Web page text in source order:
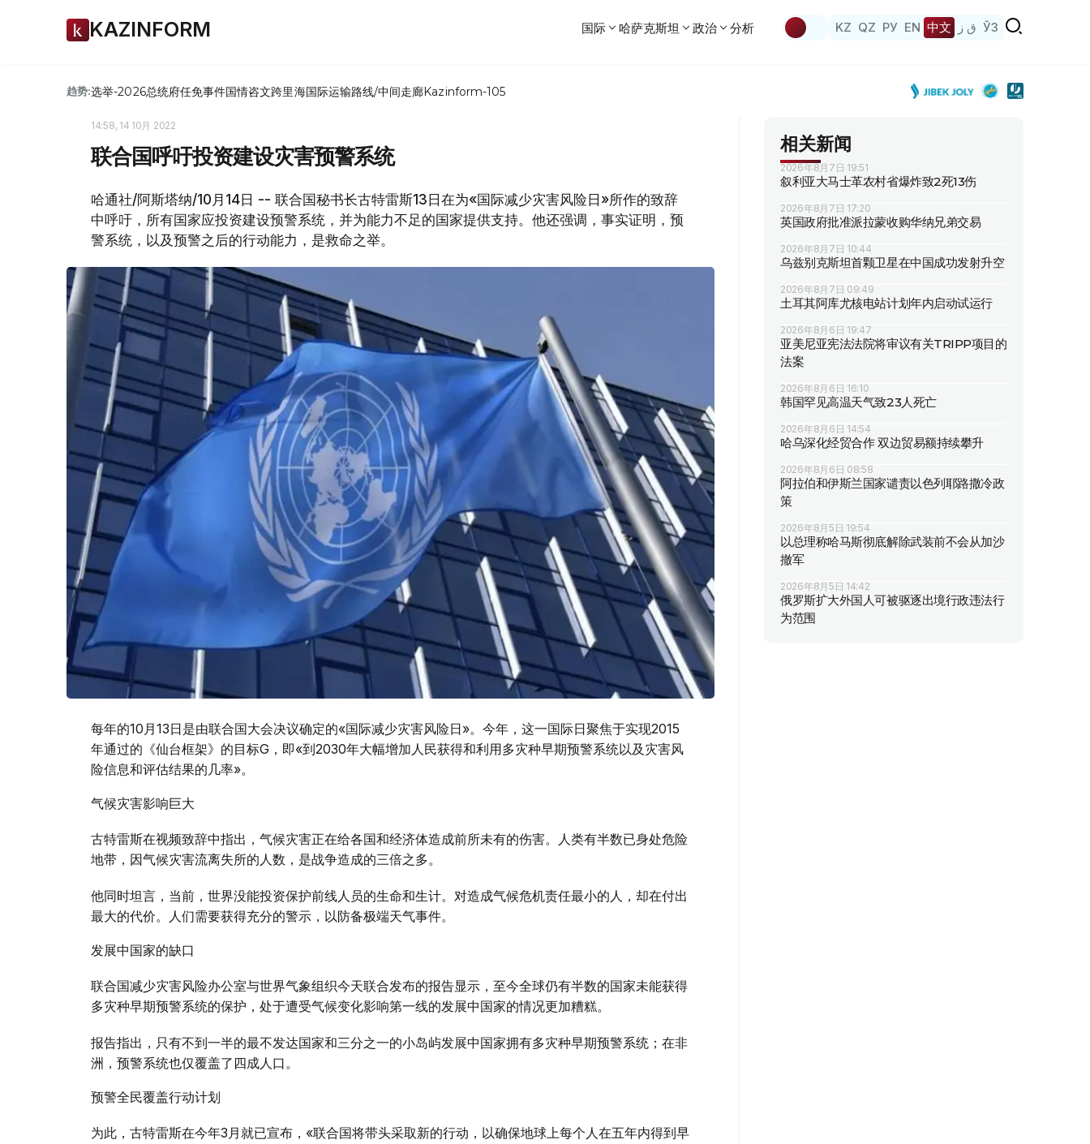
KAZINFORM 国际 哈萨克斯坦 政治 分析 KZ QZ РУ EN 中文 ق ز ЎЗ
趋势:选举-2026总统府任免事件国情咨文跨里海国际运输路线/中间走廊Kazinform-105
14:58, 14 10月 2022
联合国呼吁投资建设灾害预警系统
哈通社/阿斯塔纳/10月14日 -- 联合国秘书长古特雷斯13日在为«国际减少灾害风险日»所作的致辞
中呼吁，所有国家应投资建设预警系统，并为能力不足的国家提供支持。他还强调，事实证明，预
警系统，以及预警之后的行动能力，是救命之举。
每年的10月13日是由联合国大会决议确定的«国际减少灾害风险日»。今年，这一国际日聚焦于实现2015
年通过的《仙台框架》的目标G，即«到2030年大幅增加人民获得和利用多灾种早期预警系统以及灾害风
险信息和评估结果的几率»。
气候灾害影响巨大
古特雷斯在视频致辞中指出，气候灾害正在给各国和经济体造成前所未有的伤害。人类有半数已身处危险
地带，因气候灾害流离失所的人数，是战争造成的三倍之多。
他同时坦言，当前，世界没能投资保护前线人员的生命和生计。对造成气候危机责任最小的人，却在付出
最大的代价。人们需要获得充分的警示，以防备极端天气事件。
发展中国家的缺口
联合国减少灾害风险办公室与世界气象组织今天联合发布的报告显示，至今全球仍有半数的国家未能获得
多灾种早期预警系统的保护，处于遭受气候变化影响第一线的发展中国家的情况更加糟糕。
报告指出，只有不到一半的最不发达国家和三分之一的小岛屿发展中国家拥有多灾种早期预警系统；在非
洲，预警系统也仅覆盖了四成人口。
预警全民覆盖行动计划
为此，古特雷斯在今年3月就已宣布，«联合国将带头采取新的行动，以确保地球上每个人在五年内得到早
相关新闻
2026年8月7日 19:51
叙利亚大马士革农村省爆炸致2死13伤
2026年8月7日 17:20
英国政府批准派拉蒙收购华纳兄弟交易
2026年8月7日 10:44
乌兹别克斯坦首颗卫星在中国成功发射升空
2026年8月7日 09:49
土耳其阿库尤核电站计划年内启动试运行
2026年8月6日 19:47
亚美尼亚宪法法院将审议有关TRIPP项目的
法案
2026年8月6日 16:10
韩国罕见高温天气致23人死亡
2026年8月6日 14:54
哈乌深化经贸合作 双边贸易额持续攀升
2026年8月6日 08:58
阿拉伯和伊斯兰国家谴责以色列耶路撒冷政
策
2026年8月5日 19:54
以总理称哈马斯彻底解除武装前不会从加沙
撤军
2026年8月5日 14:42
俄罗斯扩大外国人可被驱逐出境行政违法行
为范围